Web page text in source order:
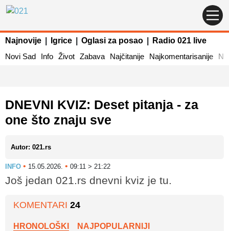
Najnovije Igrice Oglasi za posao
Radio 021 live
Novi Sad
Info Život Zabava Najčitanije Najkomentarisanije
DNEVNI KVIZ: Deset pitanja - za
one što znaju sve
Autor: 021.rs
INFO • 15.05.2026. • 09:11 > 21:22
Još jedan 021.rs dnevni kviz je tu.
KOMENTARI 24
HRONOLOŠKI NAJPOPULARNIJI